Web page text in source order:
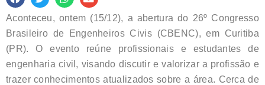
Aconteceu, ontem (15/12), a abertura do 26º Congresso
Brasileiro de Engenheiros Civis (CBENC), em Curitiba
(PR). O evento reúne profissionais e estudantes de
engenharia civil, visando discutir e valorizar a profissão e
trazer conhecimentos atualizados sobre a área. Cerca de